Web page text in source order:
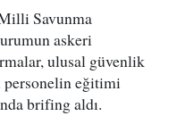
Savunma
askeri
ulusal güvenlik
personelin eğitimi
brifing aldı.